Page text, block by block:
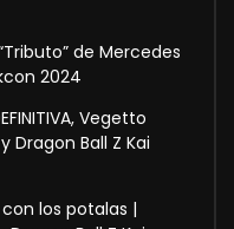
de Mercedes
2024
Vegetto
Dragon Ball Z Kai
los potalas |